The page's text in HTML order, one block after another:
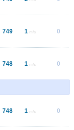
749 1 m/s 0
748 1 m/s 0
748 1 m/s 0